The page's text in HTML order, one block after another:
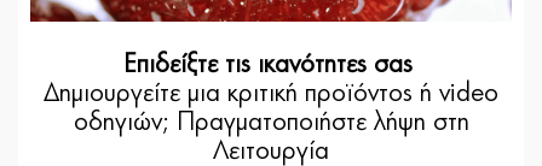
Επιδείξτε τις ικανότητες σας
Δημιουργείτε μια κριτική προϊόντος ή video
οδηγιών; Πραγματοποιήστε λήψη στη
Λειτουργία